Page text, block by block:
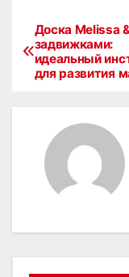
Н
ц
Доска Melissa
задвижками:
идеальный
для развития